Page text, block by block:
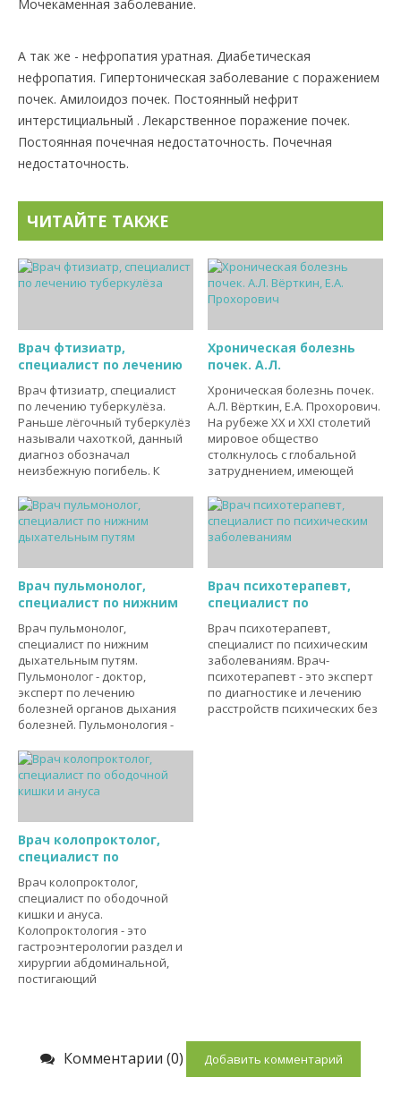
Мочекаменная заболевание.
А так же - нефропатия уратная. Диабетическая
нефропатия. Гипертоническая заболевание с поражением
почек. Амилоидоз почек. Постоянный нефрит
интерстициальный . Лекарственное поражение почек.
Постоянная почечная недостаточность. Почечная
недостаточность.
ЧИТАЙТЕ ТАКЖЕ
Врач фтизиатр,
специалист по лечению
Врач фтизиатр, специалист
по лечению туберкулёза.
Раньше лёгочный туберкулёз
называли чахоткой, данный
диагноз обозначал
неизбежную погибель. К
Хроническая болезнь
почек. А.Л.
Хроническая болезнь почек.
А.Л. Вёрткин, Е.А. Прохорович.
На рубеже XX и XXI столетий
мировое общество
столкнулось с глобальной
затруднением, имеющей
Врач пульмонолог,
специалист по нижним
Врач пульмонолог,
специалист по нижним
дыхательным путям.
Пульмонолог - доктор,
эксперт по лечению
болезней органов дыхания
болезней. Пульмонология -
Врач психотерапевт,
специалист по
Врач психотерапевт,
специалист по психическим
заболеваниям. Врач-
психотерапевт - это эксперт
по диагностике и лечению
расстройств психических без
Врач колопроктолог,
специалист по
Врач колопроктолог,
специалист по ободочной
кишки и ануса.
Колопроктология - это
гастроэнтерологии раздел и
хирургии абдоминальной,
постигающий
Комментарии (0) Добавить комментарий